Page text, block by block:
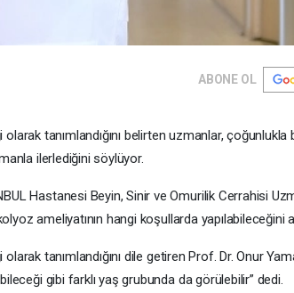
ABONE OL
olarak tanımlandığını belirten uzmanlar, çoğunlukla
ilerlediğini söylüyor.
Hastanesi Beyin, Sinir ve Omurilik Cerrahisi
ameliyatının hangi koşullarda yapılabileceğini
tanımlandığını dile getiren Prof. Dr. Onur
gibi farklı yaş grubunda da görülebilir” dedi.